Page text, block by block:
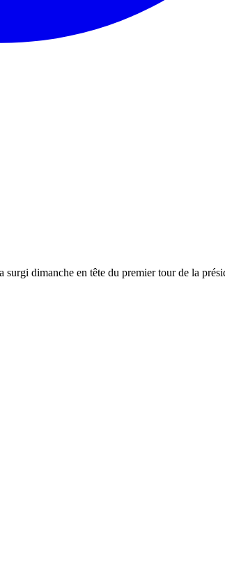
dimanche en tête du premier tour de la